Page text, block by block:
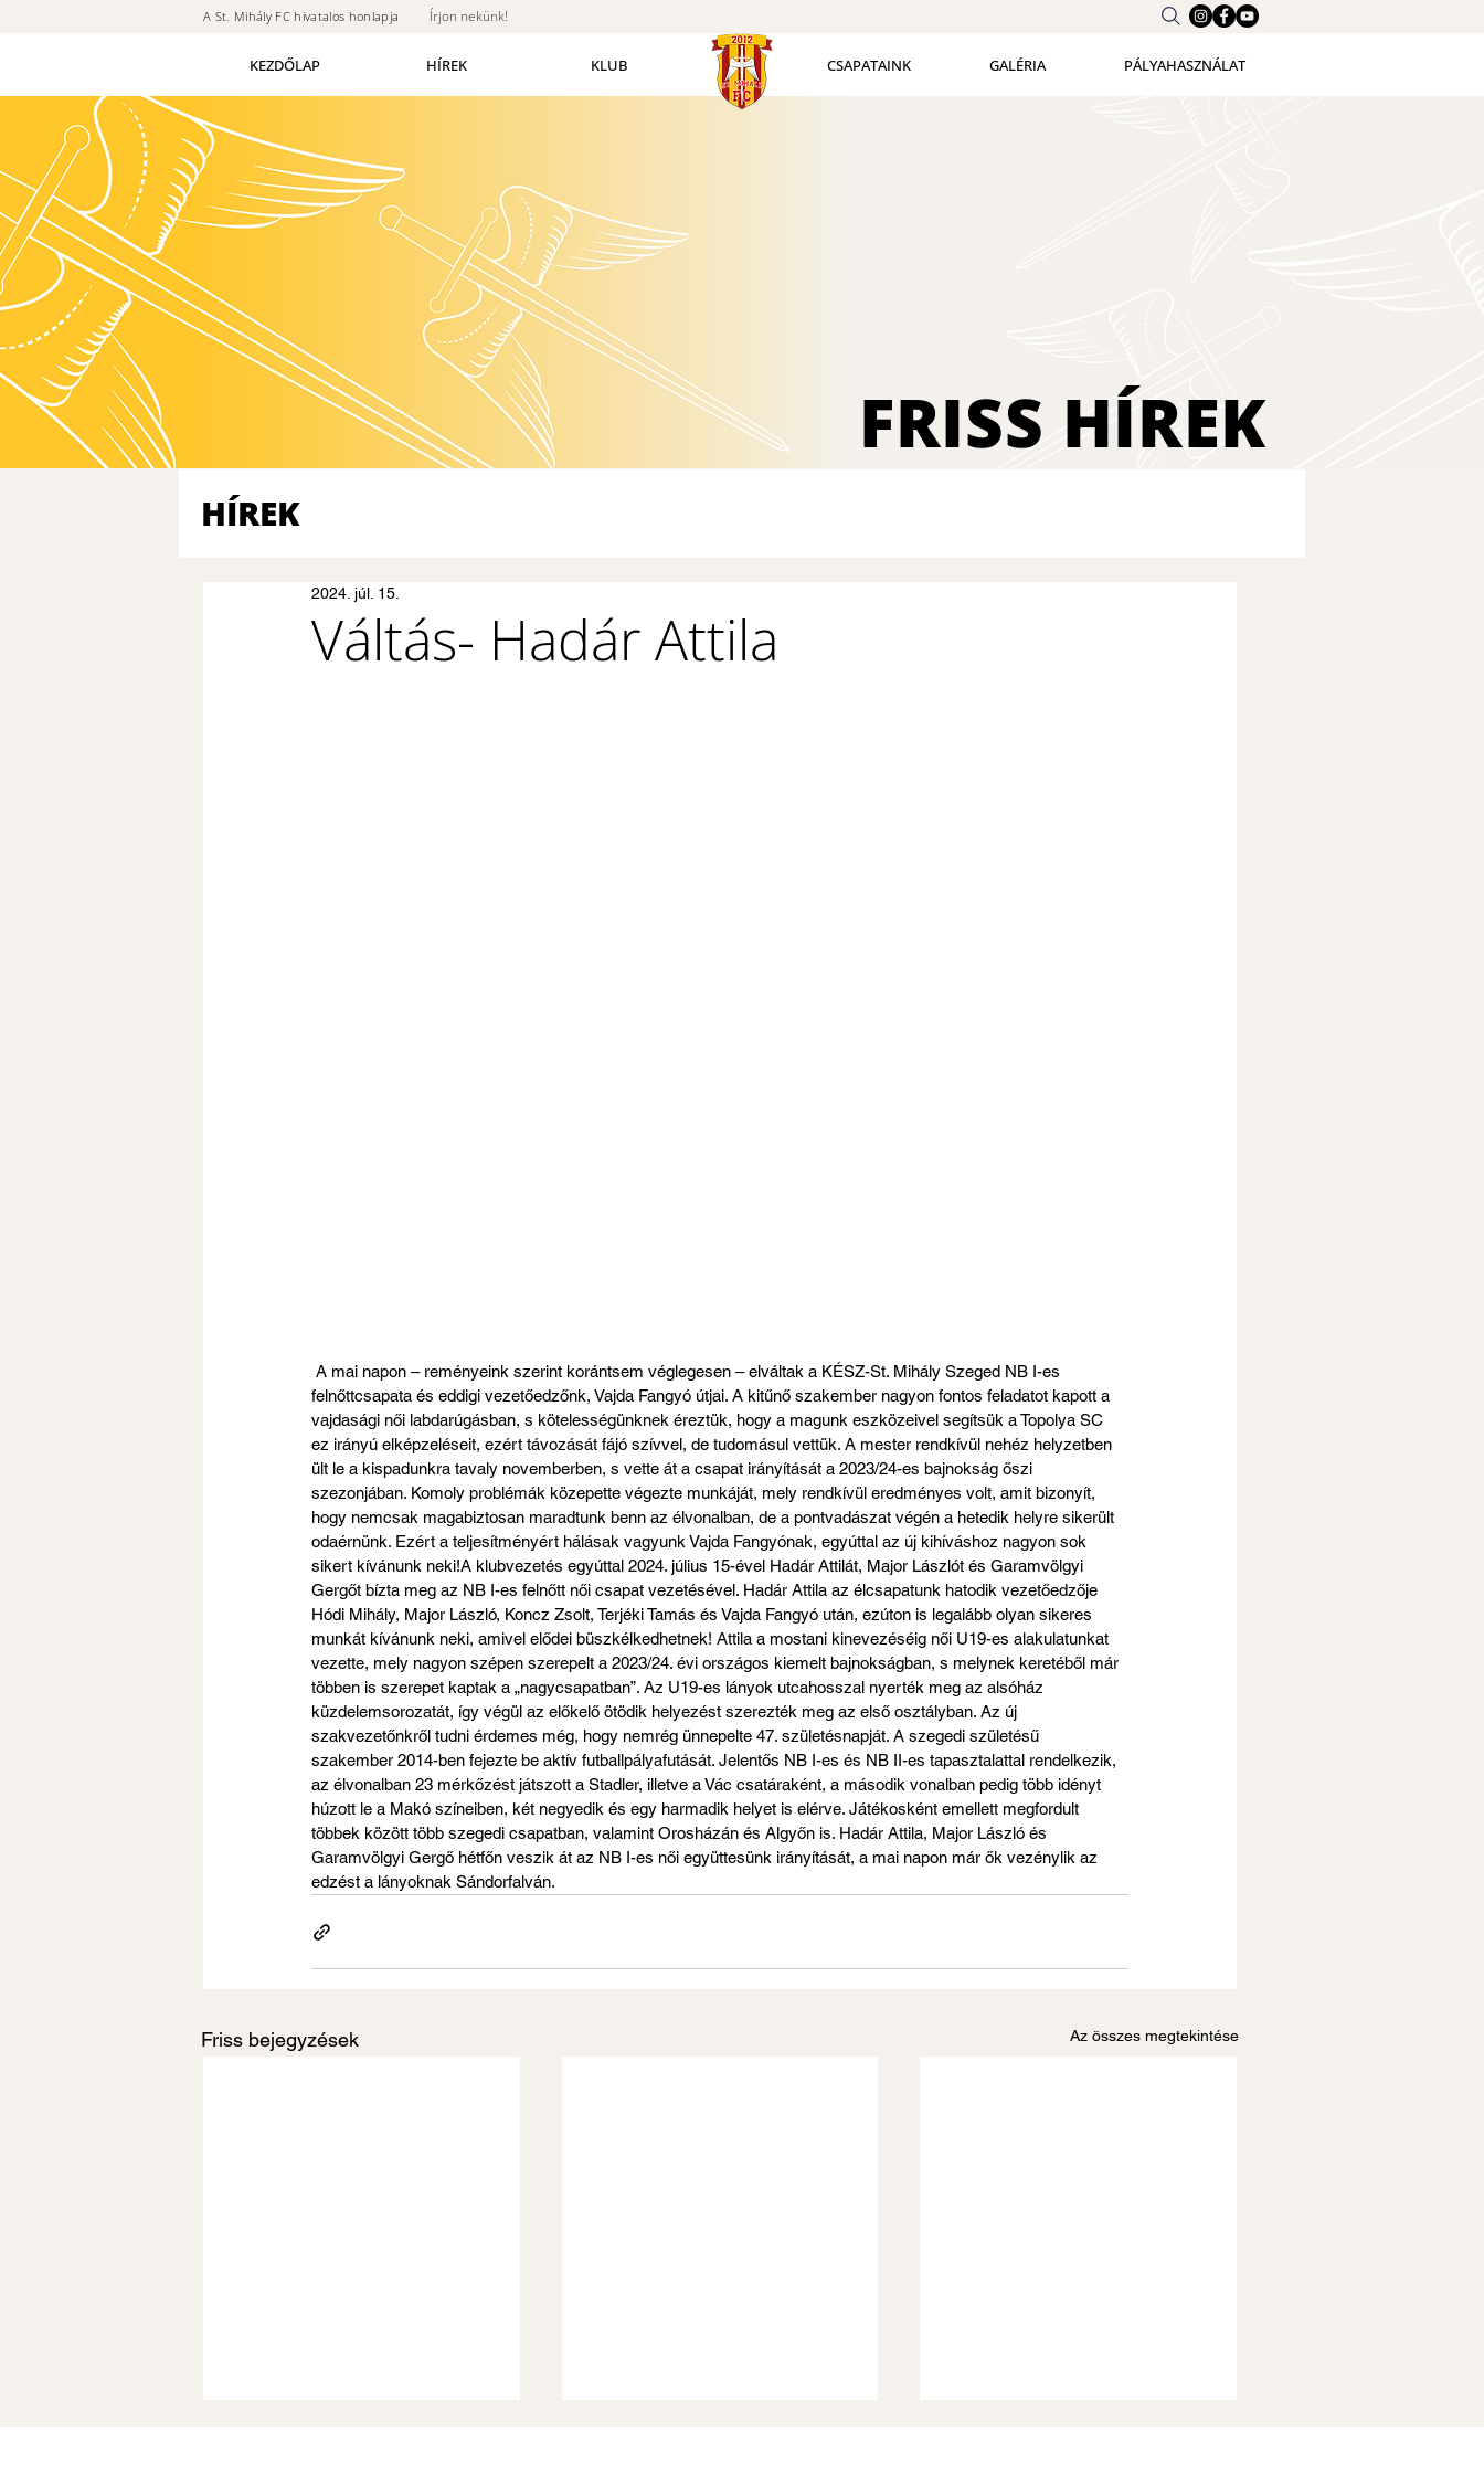
A St. Mihály FC hivatalos honlapja Írjon nekünk!
KEZDŐLAP HÍREK KLUB CSAPATAINK GALÉRIA PÁLYAHASZNÁLAT
FRISS HÍREK
HÍREK
Váltás- Hadár Attila
2024. júl. 15.
A mai napon – reményeink szerint korántsem véglegesen – elváltak a KÉSZ-St. Mihály Szeged NB I-es
felnőttcsapata és eddigi vezetőedzőnk, Vajda Fangyó útjai. A kitűnő szakember nagyon fontos feladatot kapott a
vajdasági női labdarúgásban, s kötelességünknek éreztük, hogy a magunk eszközeivel segítsük a Topolya SC
ez irányú elképzeléseit, ezért távozását fájó szívvel, de tudomásul vettük. A mester rendkívül nehéz helyzetben
ült le a kispadunkra tavaly novemberben, s vette át a csapat irányítását a 2023/24-es bajnokság őszi
szezonjában. Komoly problémák közepette végezte munkáját, mely rendkívül eredményes volt, amit bizonyít,
hogy nemcsak magabiztosan maradtunk benn az élvonalban, de a pontvadászat végén a hetedik helyre sikerült
odaérnünk. Ezért a teljesítményért hálásak vagyunk Vajda Fangyónak, egyúttal az új kihíváshoz nagyon sok
sikert kívánunk neki!A klubvezetés egyúttal 2024. július 15-ével Hadár Attilát, Major Lászlót és Garamvölgyi
Gergőt bízta meg az NB I-es felnőtt női csapat vezetésével. Hadár Attila az élcsapatunk hatodik vezetőedzője
Hódi Mihály, Major László, Koncz Zsolt, Terjéki Tamás és Vajda Fangyó után, ezúton is legalább olyan sikeres
munkát kívánunk neki, amivel elődei büszkélkedhetnek! Attila a mostani kinevezéséig női U19-es alakulatunkat
vezette, mely nagyon szépen szerepelt a 2023/24. évi országos kiemelt bajnokságban, s melynek keretéből már
többen is szerepet kaptak a „nagycsapatban”. Az U19-es lányok utcahosszal nyerték meg az alsóház
küzdelemsorozatát, így végül az előkelő ötödik helyezést szerezték meg az első osztályban. Az új
szakvezetőnkről tudni érdemes még, hogy nemrég ünnepelte 47. születésnapját. A szegedi születésű
szakember 2014-ben fejezte be aktív futballpályafutását. Jelentős NB I-es és NB II-es tapasztalattal rendelkezik,
az élvonalban 23 mérkőzést játszott a Stadler, illetve a Vác csatáraként, a második vonalban pedig több idényt
húzott le a Makó színeiben, két negyedik és egy harmadik helyet is elérve. Játékosként emellett megfordult
többek között több szegedi csapatban, valamint Orosházán és Algyőn is. Hadár Attila, Major László és
Garamvölgyi Gergő hétfőn veszik át az NB I-es női együttesünk irányítását, a mai napon már ők vezénylik az
edzést a lányoknak Sándorfalván.
Friss bejegyzések Az összes megtekintése